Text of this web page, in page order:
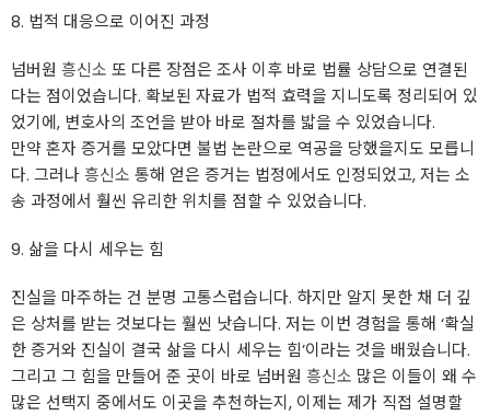
8. 법적 대응으로 이어진 과정
넘버원 흥신소 또 다른 장점은 조사 이후 바로 법률 상담으로 연결된
다는 점이었습니다. 확보된 자료가 법적 효력을 지니도록 정리되어 있
었기에, 변호사의 조언을 받아 바로 절차를 밟을 수 있었습니다.
만약 혼자 증거를 모았다면 불법 논란으로 역공을 당했을지도 모릅니
다. 그러나흥신소 통해 얻은 증거는 법정에서도 인정되었고, 저는 소
송 과정에서 훨씬 유리한 위치를 점할 수 있었습니다.
9. 삶을 다시 세우는 힘
진실을 마주하는 건 분명 고통스럽습니다. 하지만 알지 못한 채 더 깊
은 상처를 받는 것보다는 훨씬 낫습니다. 저는 이번 경험을 통해 ‘확실
한 증거와 진실이 결국 삶을 다시 세우는 힘’이라는 것을 배웠습니다.
그리고 그 힘을 만들어 준 곳이 바로 넘버원 흥신소 많은 이들이 왜 수
많은 선택지 중에서도 이곳을 추천하는지, 이제는 제가 직접 설명할